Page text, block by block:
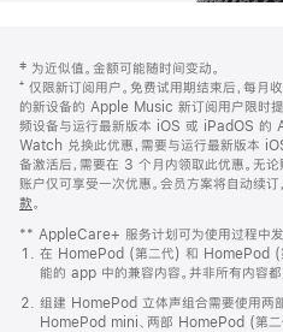
页
页
脚
注
‡ 为近似值。金额可能随时间变动。
⁺ 仅限新订阅用户。免费试用期结束后，每
的新设备的 Apple Music 新订阅用户限时提
频设备与运行最新版本 iOS 或 iPadOS 的
Watch 兑换此优惠，需要与运行最新版本
备激活后，需要在 3 个月内领取此优惠。无
账户仅可享受一次优惠。会员方案将自动续
款。
窗
口
中
打
开)
** AppleCare+ 服务计划可为使用过程中发
在 HomePod (第二代) 和 HomePod (
能的 app 中的兼容内容。并非所有内容都
组建 HomePod 立体声组合需要使用两
HomePod mini、两部 HomePod (第